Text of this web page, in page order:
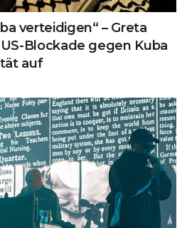
verteidigen“ – Greta
Blockade gegen Kuba
auf